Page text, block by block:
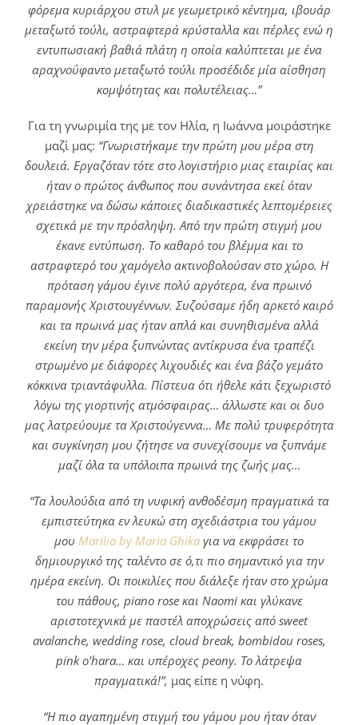
φόρεμα κυριάρχου στυλ με γεωμετρικό κέντημα, ιβουάρ
μεταξωτό τούλι, αστραφτερά κρύσταλλα και πέρλες ενώ η
εντυπωσιακή βαθιά πλάτη η οποία καλύπτεται με ένα
αραχνοΰφαντο μεταξωτό τούλι προσέδιδε μία αίσθηση
κομψότητας και πολυτέλειας…”
Για τη γνωριμία της με τον Ηλία, η Ιωάννα μοιράστηκε
μαζί μας: “Γνωριστήκαμε την πρώτη μου μέρα στη
δουλειά. Εργαζόταν τότε στο λογιστήριο μιας εταιρίας και
ήταν ο πρώτος άνθωπος που συνάντησα εκεί όταν
χρειάστηκε να δώσω κάποιες διαδικαστικές λεπτομέρειες
σχετικά με την πρόσληψη. Από την πρώτη στιγμή μου
έκανε εντύπωση. Το καθαρό του βλέμμα και το
αστραφτερό του χαμόγελο ακτινοβολούσαν στο χώρο. Η
πρόταση γάμου έγινε πολύ αργότερα, ένα πρωινό
παραμονής Χριστουγέννων. Συζούσαμε ήδη αρκετό καιρό
και τα πρωινά μας ήταν απλά και συνηθισμένα αλλά
εκείνη την μέρα ξυπνώντας αντίκρυσα ένα τραπέζι
στρωμένο με διάφορες λιχουδιές και ένα βάζο γεμάτο
κόκκινα τριαντάφυλλα. Πίστευα ότι ήθελε κάτι ξεχωριστό
λόγω της γιορτινής ατμόσφαιρας… άλλωστε και οι δυο
μας λατρεύουμε τα Χριστούγεννα… Με πολύ τρυφερότητα
και συγκίνηση μου ζήτησε να συνεχίσουμε να ξυπνάμε
μαζί όλα τα υπόλοιπα πρωινά της ζωής μας…
“Τα λουλούδια από τη νυφική ανθοδέσμη πραγματικά τα
εμπιστεύτηκα εν λευκώ στη σχεδιάστρια του γάμου
μου Marilia by Maria Ghika για να εκφράσει το
δημιουργικό της ταλέντο σε ό,τι πιο σημαντικό για την
ημέρα εκείνη. Οι ποικιλίες που διάλεξε ήταν στο χρώμα
του πάθους, piano rose και Naomi και γλύκανε
αριστοτεχνικά με παστέλ αποχρώσεις από sweet
avalanche, wedding rose, cloud break, bombidou roses,
pink o’hara… και υπέροχες peony. Το λάτρεψα
πραγματικά!”, μας είπε η νύφη.
“Η πιο αγαπημένη στιγμή του γάμου μου ήταν όταν